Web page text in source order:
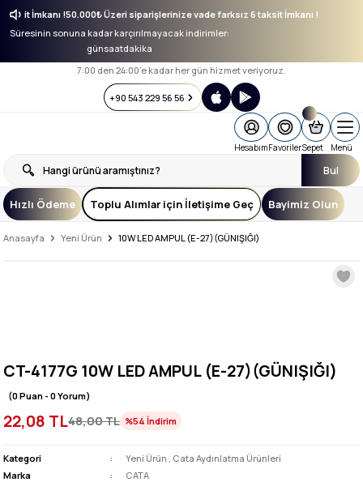
6 taksit İmkanı !50.000₺ Üzeri siparişlerinize vade farksız 6 taksit İmkanı !
Süresinin sonuna kadar karçırılmayacak indirimler:
günsaatdakika
7:00 den 24:00’e kadar her gün hizmet veriyoruz.
+90 543 229 56 56
Bul
HesabımFavorilerSepet Menü
Hızlı Ödeme Toplu Alımlar için İletişime Geç Bayimiz Olun
Anasayfa Yeni Ürün 10W LED AMPUL (E-27)(GÜNIŞIĞI)
CT-4177G 10W LED AMPUL (E-27)(GÜNIŞIĞI)
(0 Puan - 0 Yorum)
22,08 TL48,00 TL %54 İndirim
Kategori Yeni Ürün , Cata Aydınlatma Ürünleri
Marka
CATA